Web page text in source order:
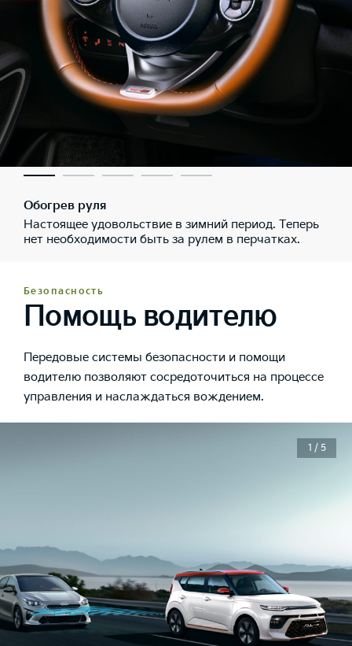
Обогрев руля
Настоящее удовольствие в зимний период. Теперь
нет необходимости быть за рулем в перчатках.
Безопасность
Помощь водителю
Передовые системы безопасности и помощи
водителю позволяют сосредоточиться на процессе
управления и наслаждаться вождением.
1 / 5